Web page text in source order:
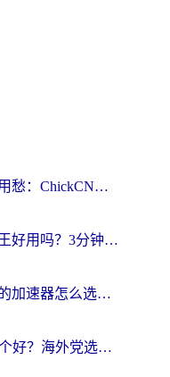
海外党选回国加速器不用愁：ChickCN和洞见哪个好？一篇搞定所有疑问
海外党必看：迅游和老王好用吗？3分钟选对加速国内网络的加速器
海外党必看：类似归雁的加速器怎么选？一篇搞定无缝访问国内资源
斧牛和极速穿梭VPN哪个好？海外党选回国加速器必看的真实对比与避坑指南